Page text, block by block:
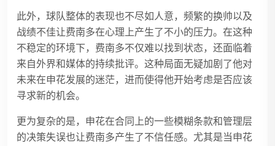
此外，球队整体的表现也不尽如人意，频繁的换帅以及
战绩不佳让费南多在心理上产生了不小的压力。在这种
不稳定的环境下，费南多不仅难以找到状态，还面临着
来自外界和媒体的持续批评。这种局面无疑加剧了他对
未来在申花发展的迷茫，进而使得他开始考虑是否应该
寻求新的机会。
更为复杂的是，申花在合同上的一些模糊条款和管理层
的决策失误也让费南多产生了不信任感。尤其是当申花